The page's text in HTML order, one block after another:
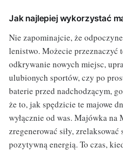
Jak najlepiej wykorzystać
Nie zapominajcie, że
lenistwo. Możecie przeznaczyć
odkrywanie nowych miejsc,
ulubionych sportów, czy po
baterie przed nadchodzącym,
że to, jak spędzicie te majowe
wyłącznie od was. Majówka na
zregenerować siły, zrelaksować
pozytywną energią. To czas,